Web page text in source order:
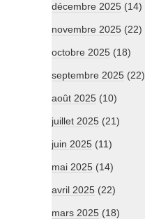
décembre 2025 (14)
novembre 2025 (22)
octobre 2025 (18)
septembre 2025 (22)
août 2025 (10)
juillet 2025 (21)
juin 2025 (11)
mai 2025 (14)
avril 2025 (22)
mars 2025 (18)